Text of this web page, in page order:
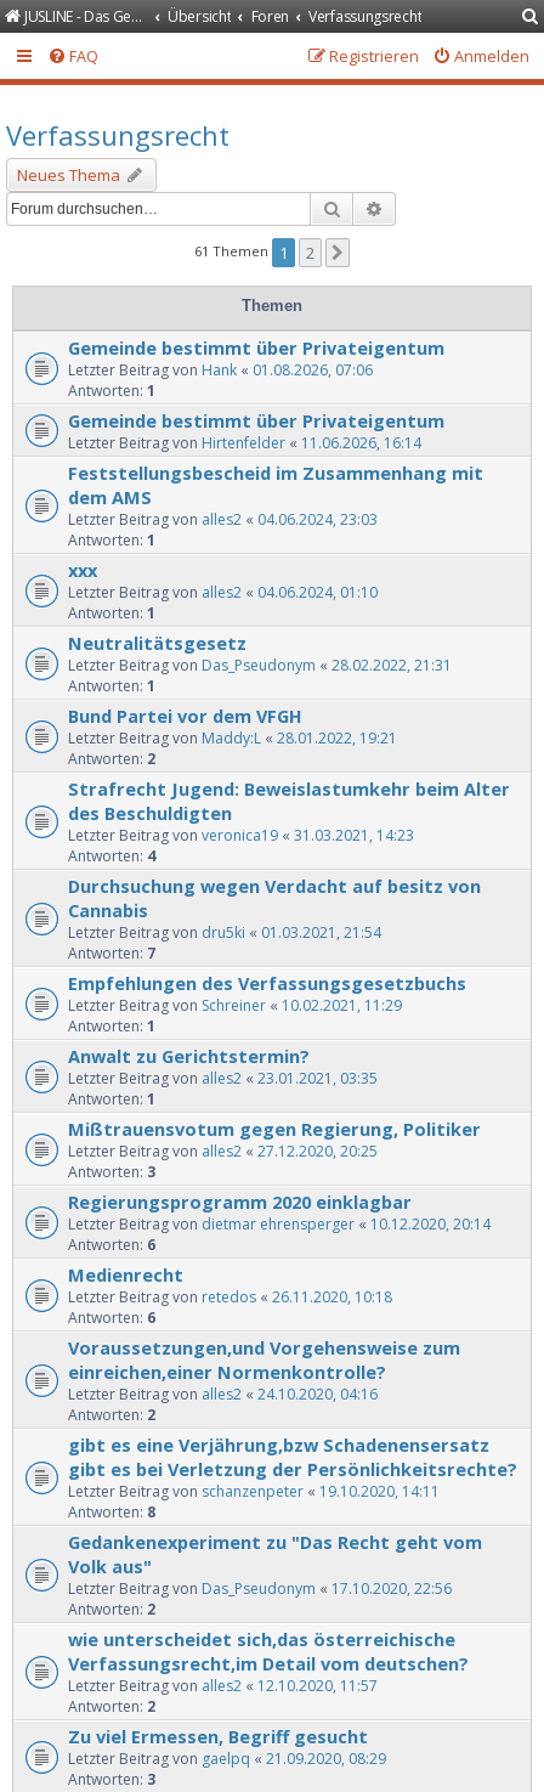
JUSLINE - Das Gesetzeportal Übersicht Foren Verfassungsrecht
FAQ Anmelden
Registrieren
Verfassungsrecht
Neues Thema
Suche
61 Themen 1 2
Themen
Gemeinde bestimmt über Privateigentum
Letzter Beitrag von Hank « 01.08.2026, 07:06
Antworten: 1
Gemeinde bestimmt über Privateigentum
Letzter Beitrag von Hirtenfelder « 11.06.2026, 16:14
Feststellungsbescheid im Zusammenhang mit
dem AMS
Letzter Beitrag von alles2 « 04.06.2024, 23:03
Antworten: 1
xxx
Letzter Beitrag von alles2 « 04.06.2024, 01:10
Antworten: 1
Neutralitätsgesetz
Letzter Beitrag von Das_Pseudonym « 28.02.2022, 21:31
Antworten: 1
Bund Partei vor dem VFGH
Letzter Beitrag von Maddy:L « 28.01.2022, 19:21
Antworten: 2
Strafrecht Jugend: Beweislastumkehr beim Alter
des Beschuldigten
Letzter Beitrag von veronica19 « 31.03.2021, 14:23
Antworten: 4
Durchsuchung wegen Verdacht auf besitz von
Cannabis
Letzter Beitrag von dru5ki « 01.03.2021, 21:54
Antworten: 7
Empfehlungen des Verfassungsgesetzbuchs
Letzter Beitrag von Schreiner « 10.02.2021, 11:29
Antworten: 1
Anwalt zu Gerichtstermin?
Letzter Beitrag von alles2 « 23.01.2021, 03:35
Antworten: 1
Mißtrauensvotum gegen Regierung, Politiker
Letzter Beitrag von alles2 « 27.12.2020, 20:25
Antworten: 3
Regierungsprogramm 2020 einklagbar
Letzter Beitrag von dietmar ehrensperger « 10.12.2020, 20:14
Antworten: 6
Medienrecht
Letzter Beitrag von retedos « 26.11.2020, 10:18
Antworten: 6
Voraussetzungen,und Vorgehensweise zum
einreichen,einer Normenkontrolle?
Letzter Beitrag von alles2 « 24.10.2020, 04:16
Antworten: 2
gibt es eine Verjährung,bzw Schadenensersatz
gibt es bei Verletzung der Persönlichkeitsrechte?
Letzter Beitrag von schanzenpeter « 19.10.2020, 14:11
Antworten: 8
Gedankenexperiment zu "Das Recht geht vom
Volk aus"
Letzter Beitrag von Das_Pseudonym « 17.10.2020, 22:56
Antworten: 2
wie unterscheidet sich,das österreichische
Verfassungsrecht,im Detail vom deutschen?
Letzter Beitrag von alles2 « 12.10.2020, 11:57
Antworten: 2
Zu viel Ermessen, Begriff gesucht
Letzter Beitrag von gaelpq « 21.09.2020, 08:29
Antworten: 3